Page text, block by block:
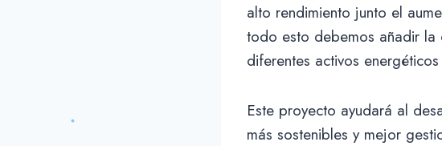
alto rendimiento junto el
todo esto debemos añadir
diferentes activos
Este proyecto ayudará al
más sostenibles y mejor